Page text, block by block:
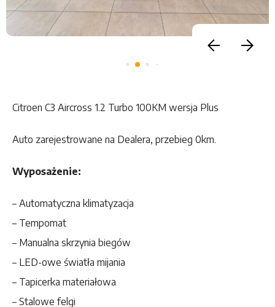
Citroen C3 Aircross 1.2 Turbo 100KM wersja Plus
Auto zarejestrowane na Dealera, przebieg 0km.
Wyposażenie:
– Automatyczna klimatyzacja
– Tempomat
– Manualna skrzynia biegów
– LED-owe światła mijania
– Tapicerka materiałowa
– Stalowe felgi